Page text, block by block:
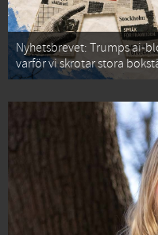
Nyhetsbrevet: Trumps ai-
varför vi skrotar stora